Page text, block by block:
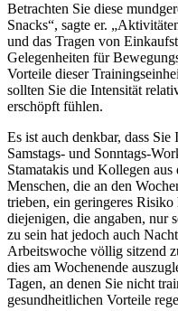
Betrachten Sie diese
Snacks“, sagte er.
und das Tragen von
Gelegenheiten für
Vorteile dieser
sollten Sie die Intensität
erschöpft fühlen.
Es ist auch denkbar, dass
Samstags- und Sonntags-
Stamatakis und Kollegen aus
Menschen, die an den
trieben, ein geringeres
diejenigen, die angaben, nur
zu sein hat jedoch auch
Arbeitswoche völlig sitzend
dies am Wochenende
Tagen, an denen Sie nicht
gesundheitlichen Vorteile